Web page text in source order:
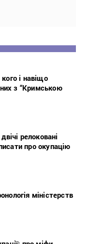
і навіщо
з “Кримською
релоковані
про окупацію
міністерств